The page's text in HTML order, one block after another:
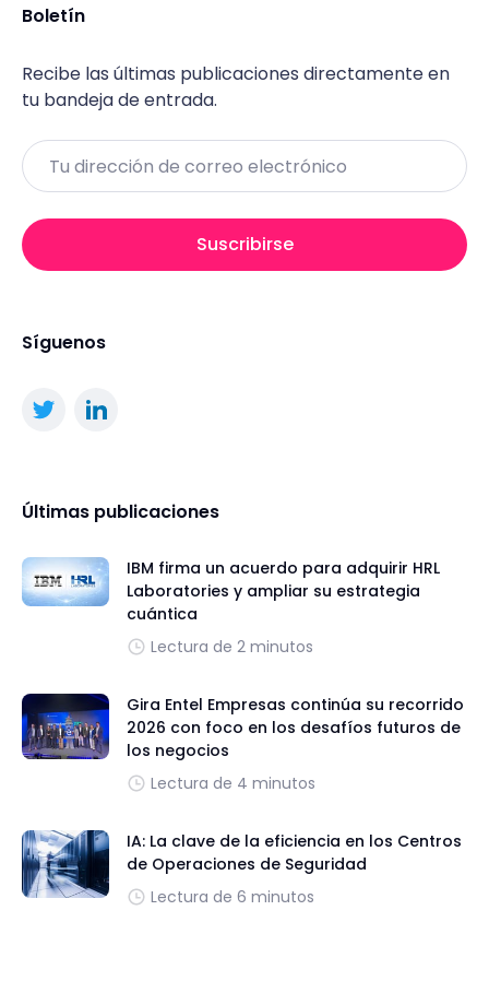
Boletín
Recibe las últimas publicaciones directamente en
tu bandeja de entrada.
Email
Suscribirse
Síguenos
Últimas publicaciones
IBM firma un acuerdo para adquirir HRL
Laboratories y ampliar su estrategia
cuántica
Lectura de 2 minutos
Gira Entel Empresas continúa su recorrido
2026 con foco en los desafíos futuros de
los negocios
Lectura de 4 minutos
IA: La clave de la eficiencia en los Centros
de Operaciones de Seguridad
Lectura de 6 minutos